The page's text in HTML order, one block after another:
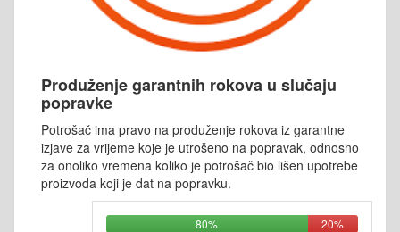
Produženje garantnih rokova u slučaju
popravke
Potrošač ima pravo na produženje rokova iz garantne
izjave za vrijeme koje je utrošeno na popravak, odnosno
za onoliko vremena koliko je potrošač bio lišen upotrebe
proizvoda koji je dat na popravku.
80% 20%